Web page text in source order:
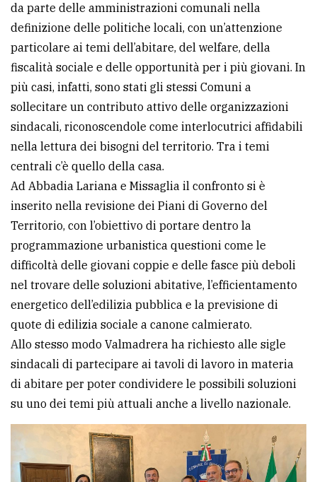
Cookie
policy
da parte delle amministrazioni comunali nella
definizione delle politiche locali, con un’attenzione
particolare ai temi dell’abitare, del welfare, della
fiscalità sociale e delle opportunità per i più giovani. In
più casi, infatti, sono stati gli stessi Comuni a
sollecitare un contributo attivo delle organizzazioni
sindacali, riconoscendole come interlocutrici affidabili
nella lettura dei bisogni del territorio. Tra i temi
centrali c’è quello della casa.
Ad Abbadia Lariana e Missaglia il confronto si è
inserito nella revisione dei Piani di Governo del
Territorio, con l’obiettivo di portare dentro la
programmazione urbanistica questioni come le
difficoltà delle giovani coppie e delle fasce più deboli
nel trovare delle soluzioni abitative, l’efficientamento
energetico dell’edilizia pubblica e la previsione di
quote di edilizia sociale a canone calmierato.
Allo stesso modo Valmadrera ha richiesto alle sigle
sindacali di partecipare ai tavoli di lavoro in materia
di abitare per poter condividere le possibili soluzioni
su uno dei temi più attuali anche a livello nazionale.